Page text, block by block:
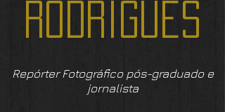
RODRIGUES
Repórter Fotográfico pós-graduado e
jornalista